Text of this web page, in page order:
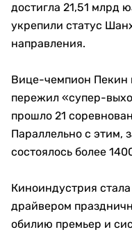
достигла 21,51 млрд
укрепили статус
направления.
Вице-чемпион Пекин
пережил «супер-
прошло 21
Параллельно с этим,
состоялось более
Киноиндустрия
драйвером
обилию премьер и